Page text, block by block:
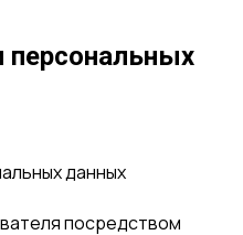
персональных
данных
посредством